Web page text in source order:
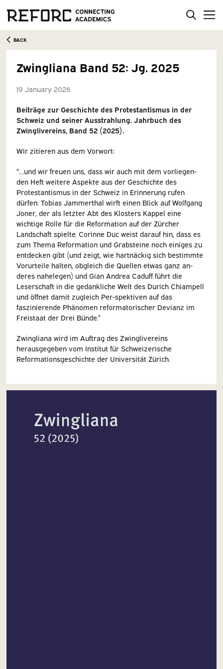
BACK
Zwingliana Band 52: Jg. 2025
19 January 2026
Beiträge zur Geschichte des Protestantismus in der
Schweiz und seiner Ausstrahlung. Jahrbuch des
Zwinglivereins, Band 52 (2025).
Wir zitieren aus dem Vorwort:
“…und wir freuen uns, dass wir auch mit dem vorliegen-
den Heft weitere Aspekte aus der Geschichte des
Protestantismus in der Schweiz in Erinnerung rufen
dürfen: Tobias Jammerthal wirft einen Blick auf Wolfgang
Joner, der als letzter Abt des Klosters Kappel eine
wichtige Rolle für die Reformation auf der Zürcher
Landschaft spielte. Corinne Duc weist darauf hin, dass es
zum Thema Reformation und Grabsteine noch einiges zu
entdecken gibt (und zeigt, wie hartnäckig sich bestimmte
Vorurteile halten, obgleich die Quellen etwas ganz an-
deres nahelegen) und Gian Andrea Caduff führt die
Leserschaft in die gedankliche Welt des Durich Chiampell
und öffnet damit zugleich Per-spektiven auf das
faszinierende Phänomen reformatorischer Devianz im
Freistaat der Drei Bünde.”
Zwingliana wird im Auftrag des Zwinglivereins
herausgegeben vom Institut für Schweizerische
Reformationsgeschichte der Universität Zürich.